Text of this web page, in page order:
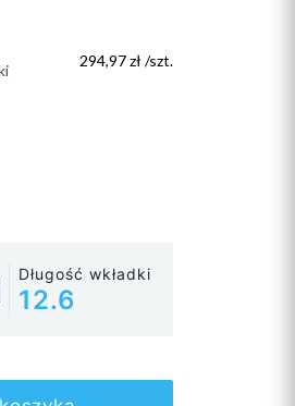
294,97 zł /szt.
Długość wkładki
12.6